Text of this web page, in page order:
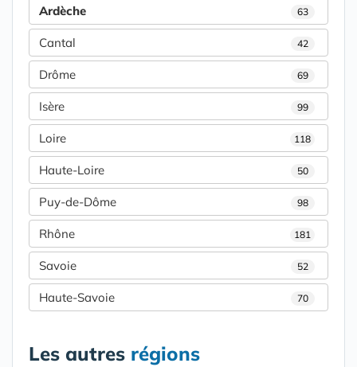
Ardèche 63
Cantal 42
Drôme 69
Isère 99
Loire 118
Haute-Loire 50
Puy-de-Dôme 98
Rhône 181
Savoie 52
Haute-Savoie 70
Les autres régions